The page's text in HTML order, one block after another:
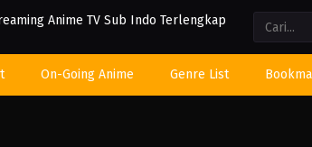
On-Going Anime Genre List